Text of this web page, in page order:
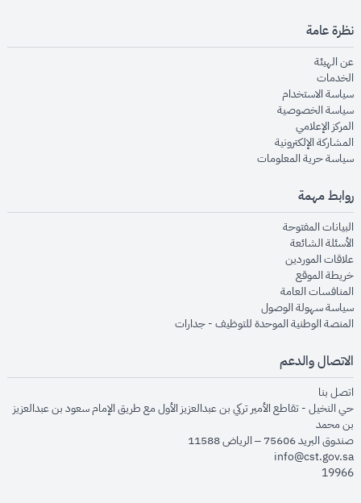
نظرة عامة
عن الهيئةopens in new window
الخدماتopens in new window
سياسة الاستخدام
سياسة الخصوصيةopens in new window
المركز الإعلاميopens in new window
المشاركة الإلكترونيةopens in new window
سياسة حرية المعلوماتopens in new window
روابط مهمة
البيانات المفتوحةopens in new window
الأسئلة الشائعةopens in new window
علاقات الموردينopens in new window
خريطة الموقعopens in new window
المنافسات العامةopens in new window
سياسة سهولة الوصولopens in new window
المنصة الوطنية الموحدة للتوظيف - جداراتopens in new window
الاتصال والدعم
اتصل بنا
حي النخيل - تقاطع الأمير تركي بن عبدالعزيز الأول مع طريق الإمام سعود بن عبدالعزيز
بن محمد
صندوق البريد 75606 – الرياض 11588
info@cst.gov.sa
19966